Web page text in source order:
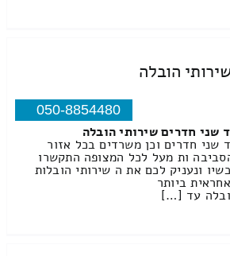
הובלה
050-8854480
שני חדרים שירותי הובלה
שני חדרים וכן משרדים בכל אזור
ות מעל לכל המצופה התקשרו
ונעניק לכם את ה שירותי הובלות
ביותר
עד […]